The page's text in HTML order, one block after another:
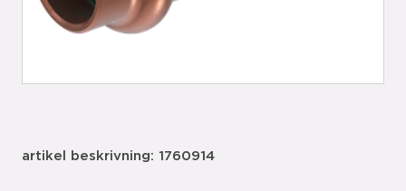
artikel beskrivning: 1760914